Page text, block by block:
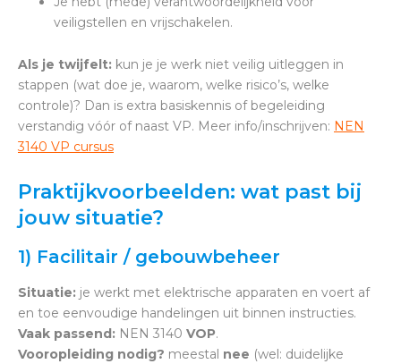
veiligstellen en vrijschakelen.
Als je twijfelt: kun je je werk niet veilig uitleggen in
stappen (wat doe je, waarom, welke risico’s, welke
controle)? Dan is extra basiskennis of begeleiding
verstandig vóór of naast VP. Meer info/inschrijven: NEN
3140 VP cursus
Praktijkvoorbeelden: wat past bij
jouw situatie?
1) Facilitair / gebouwbeheer
Situatie: je werkt met elektrische apparaten en voert af
en toe eenvoudige handelingen uit binnen instructies.
Vaak passend: NEN 3140 VOP.
Vooropleiding nodig? meestal nee (wel: duidelijke